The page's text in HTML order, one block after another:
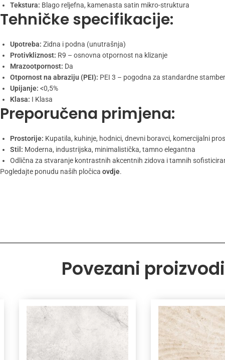
Tekstura: Blago reljefna, kamenasta satin mikro-struktura
Tehničke specifikacije:
Upotreba: Zidna i podna (unutrašnja)
Protivkliznost: R9 – osnovna otpornost na klizanje
Mrazootpornost: Da
Otpornost na abraziju (PEI): PEI 3 – pogodna za standardne
Upijanje: <0,5%
Klasa: I Klasa
Preporučena primjena:
Prostorije: Kupatila, kuhinje, hodnici, dnevni boravci, komercijalni
Stil: Moderna, industrijska, minimalistička, tamno elegantna
Odlična za stvaranje kontrastnih akcentnih zidova i tamnih
Pogledajte ponudu naših pločica ovdje.
Povezani proizvodi